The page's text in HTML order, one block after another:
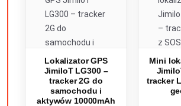
Lokalizator GPS
JimiIoT LG300 –
tracker 2G do
samochodu i
aktywów 10000mAh
Mini
tracker